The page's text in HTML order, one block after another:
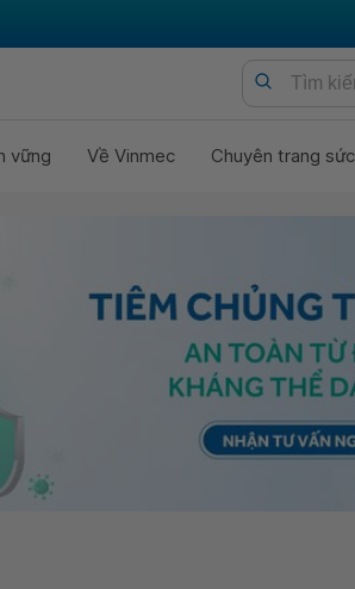
vững Về Vinmec Chuyên trang